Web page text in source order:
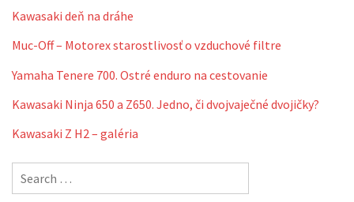
Kawasaki deň na dráhe
Muc-Off – Motorex starostlivosť o vzduchové filtre
Yamaha Tenere 700. Ostré enduro na cestovanie
Kawasaki Ninja 650 a Z650. Jedno, či dvojvaječné dvojičky?
Kawasaki Z H2 – galéria
Search
for: